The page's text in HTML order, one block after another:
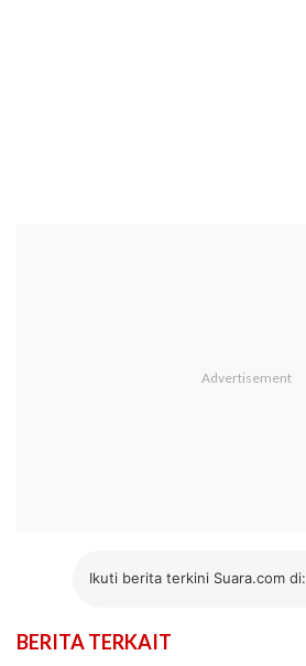
Ikuti berita terkini Suara.com di:
BERITA TERKAIT